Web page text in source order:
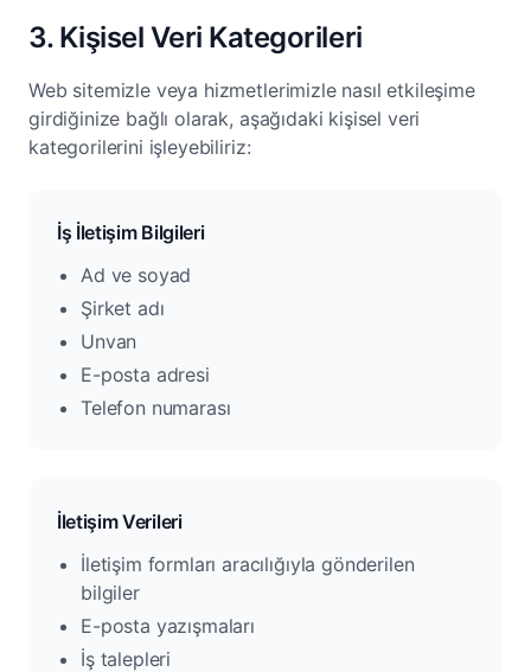
3. Kişisel Veri Kategorileri
Web sitemizle veya hizmetlerimizle nasıl etkileşime
girdiğinize bağlı olarak, aşağıdaki kişisel veri
kategorilerini işleyebiliriz:
İş İletişim Bilgileri
Ad ve soyad
Şirket adı
Unvan
E-posta adresi
Telefon numarası
İletişim Verileri
İletişim formları aracılığıyla gönderilen
bilgiler
E-posta yazışmaları
İş talepleri